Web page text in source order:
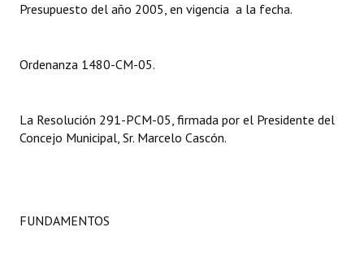
Reglamento Interno
DOCUMENTOS
Dictámenes Asesoría Letrada
Presupuesto del año 2005, en vigencia a la fecha.
Ordenanza 1480-CM-05.
La Resolución 291-PCM-05, firmada por el Presidente del
Concejo Municipal, Sr. Marcelo Cascón.
FUNDAMENTOS